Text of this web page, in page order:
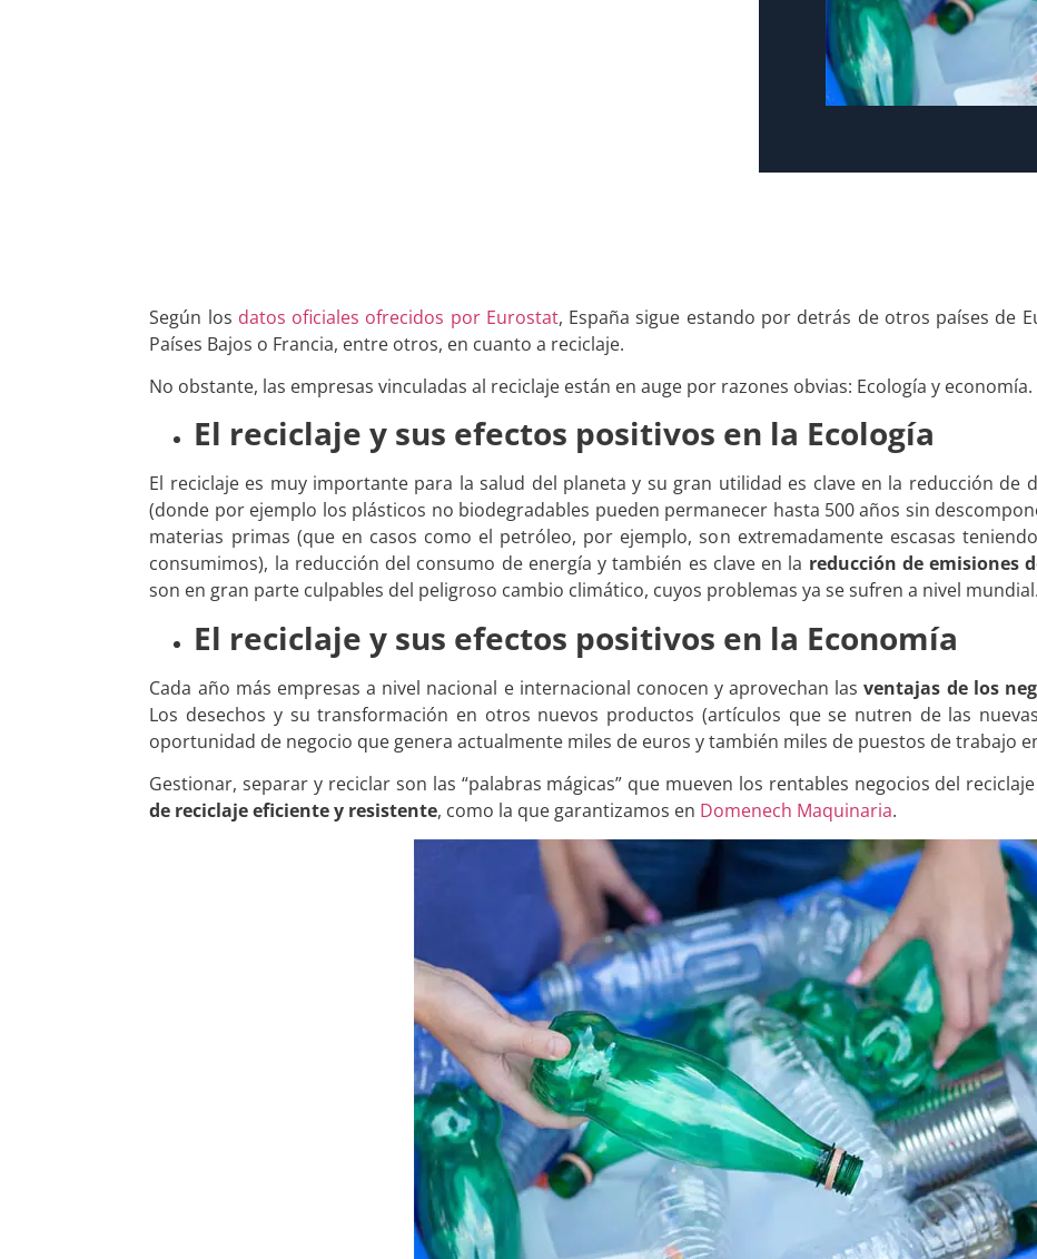
Según los datos oficiales ofrecidos por Eurostat, España sigue estando por detrás de otros países de
Países Bajos o Francia, entre otros, en cuanto a reciclaje.
No obstante, las empresas vinculadas al reciclaje están en auge por razones obvias: Ecología y economía.
El reciclaje y sus efectos positivos en la Ecología
El reciclaje es muy importante para la salud del planeta y su gran utilidad es clave en la reducción de
(donde por ejemplo los plásticos no biodegradables pueden permanecer hasta 500 años sin
materias primas (que en casos como el petróleo, por ejemplo, son extremadamente escasas
consumimos), la reducción del consumo de energía y también es clave en la reducción de emisiones
son en gran parte culpables del peligroso cambio climático, cuyos problemas ya se sufren a nivel mundial.
El reciclaje y sus efectos positivos en la Economía
Cada año más empresas a nivel nacional e internacional conocen y aprovechan lasventajas de los
Los desechos y su transformación en otros nuevos productos (artículos que se nutren de las
oportunidad de negocio que genera actualmente miles de euros y también miles de puestos de trabajo
Gestionar, separar y reciclar son las “palabras mágicas” que mueven los rentables negocios del
de reciclaje eficiente y resistente, como la que garantizamos en Domenech Maquinaria.